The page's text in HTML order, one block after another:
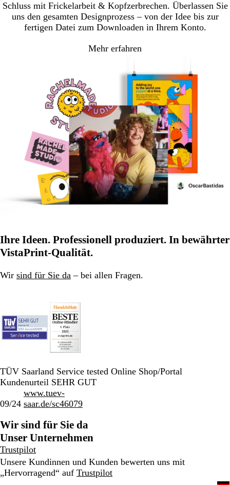
Schluss mit Frickelarbeit & Kopfzerbrechen. Überlassen Sie
uns den gesamten Designprozess – von der Idee bis zur
fertigen Datei zum Downloaden in Ihrem Konto.
Mehr erfahren
Ihre Ideen. Professionell produziert. In bewährter
VistaPrint-Qualität.
Wir sind für Sie da – bei allen Fragen.
TÜV Saarland Service tested Online Shop/Portal
Kundenurteil SEHR GUT
09/24
www.tuev-
saar.de/sc46079
Wir sind für Sie da
Unser Unternehmen
Trustpilot
Unsere Kundinnen und Kunden bewerten uns mit
„Hervorragend“ auf Trustpilot